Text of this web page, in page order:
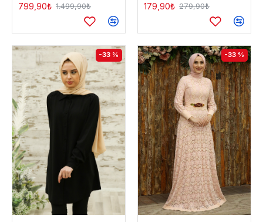
799,90₺ 1.499,90₺
179,90₺ 279,90₺
-33 % -33 %